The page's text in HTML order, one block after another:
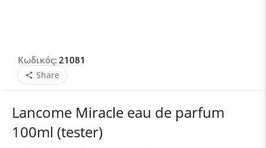
Κωδικός: 21081
Share
Lancome Miracle eau de parfum
100ml (tester)